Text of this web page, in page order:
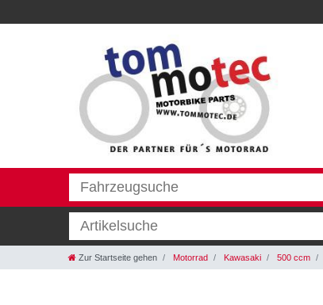
Zur Startseite gehen Motorrad Kawasaki 500 ccm